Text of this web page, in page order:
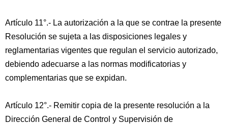
Artículo 11°.- La autorización a la que se contrae la presente
Resolución se sujeta a las disposiciones legales y
reglamentarias vigentes que regulan el servicio autorizado,
debiendo adecuarse a las normas modificatorias y
complementarias que se expidan.
Artículo 12°.- Remitir copia de la presente resolución a la
Dirección General de Control y Supervisión de